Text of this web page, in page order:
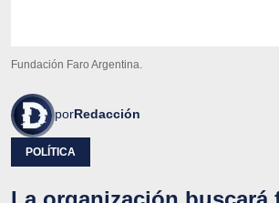
Fundación Faro Argentina.
porRedacción
POLÍTICA